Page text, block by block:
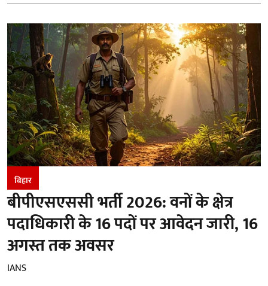
बिहार
बीपीएसएससी भर्ती 2026: वनों के क्षेत्र
पदाधिकारी के 16 पदों पर आवेदन जारी, 16
अगस्त तक अवसर
IANS